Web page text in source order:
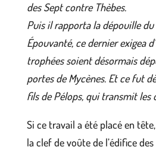
des Sept contre Thèbes.
Puis il rapporta la dépouille du
Épouvanté, ce dernier exigea
trophées soient désormais
portes de Mycènes. Et ce fut
fils de Pélops, qui transmit les
Si ce travail a été placé en tête,
la clef de voûte de l’édifice